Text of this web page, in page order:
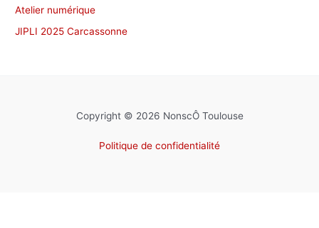
Atelier numérique
JIPLI 2025 Carcassonne
Copyright © 2026 NonscÔ Toulouse
Politique de confidentialité